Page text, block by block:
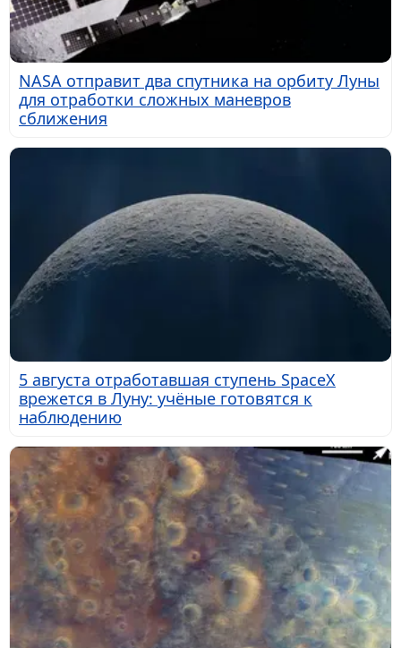
NASA отправит два спутника на орбиту Луны
для отработки сложных маневров
сближения
5 августа отработавшая ступень SpaceX
врежется в Луну: учёные готовятся к
наблюдению